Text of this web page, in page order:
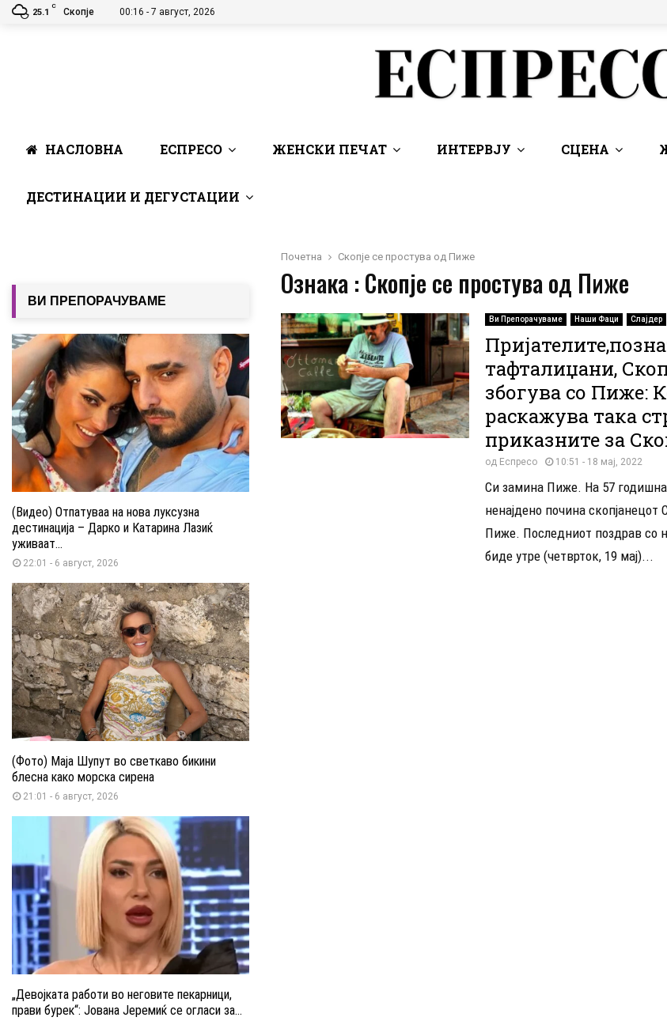
25.1
C
Скопје 00:16 - 7 август, 2026
НАСЛОВНА ЕСПРЕСО ЖЕНСКИ ПЕЧАТ ИНТЕРВЈУ СЦЕНА
ДЕСТИНАЦИИ И ДЕГУСТАЦИИ
Почетна Скопје се простува од Пиже
Ознака : Скопје се простува од Пиже
Ви Препорачуваме Наши Фаци Слајдер
тафталиџани,
збогува со Пиже:
раскажува така
приказните за
од Еспресо 10:51 - 18 мај, 2022
Си замина Пиже. На 57 годишна
ненајдено почина
Пиже. Последниот поздрав со
биде утре (четврток, 19 мај)...
ВИ ПРЕПОРАЧУВАМЕ
(Видео) Отпатуваа на нова луксузна
дестинација – Дарко и Катарина Лазиќ
уживаат...
22:01 - 6 август, 2026
(Фото) Маја Шупут во светкаво бикини
блесна како морска сирена
21:01 - 6 август, 2026
„Девојката работи во неговите пекарници,
прави бурек“: Јована Јеремиќ се огласи за...